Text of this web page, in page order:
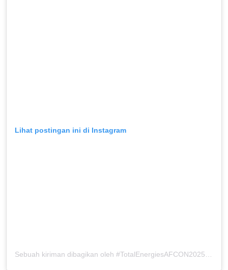
Lihat postingan ini di Instagram
Sebuah kiriman dibagikan oleh #TotalEnergiesAFCON2025 (@caf_online)